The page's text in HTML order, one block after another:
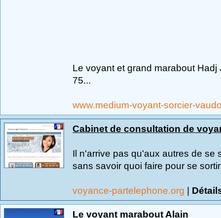
Le voyant et grand marabout
75...
www.medium-voyant-sorcier-
Cabinet de consultation de
Il n'arrive pas qu'aux autres de se
sans savoir quoi faire pour se
voyance-partelephone.org |
Le voyant marabout Alain